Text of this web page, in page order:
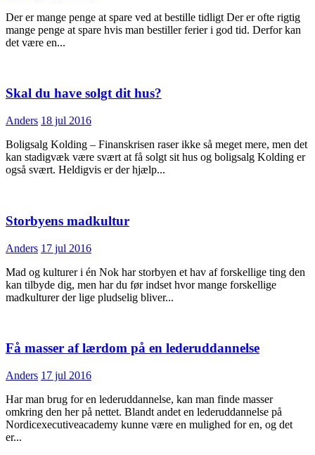
Der er mange penge at spare ved at bestille tidligt Der er ofte rigtig
mange penge at spare hvis man bestiller ferier i god tid. Derfor kan
det være en...
Skal du have solgt dit hus?
Anders 18 jul 2016
Boligsalg Kolding – Finanskrisen raser ikke så meget mere, men det
kan stadigvæk være svært at få solgt sit hus og boligsalg Kolding er
også svært. Heldigvis er der hjælp...
Storbyens madkultur
Anders 17 jul 2016
Mad og kulturer i én Nok har storbyen et hav af forskellige ting den
kan tilbyde dig, men har du før indset hvor mange forskellige
madkulturer der lige pludselig bliver...
Få masser af lærdom på en lederuddannelse
Anders 17 jul 2016
Har man brug for en lederuddannelse, kan man finde masser
omkring den her på nettet. Blandt andet en lederuddannelse på
Nordicexecutiveacademy kunne være en mulighed for en, og det
er...